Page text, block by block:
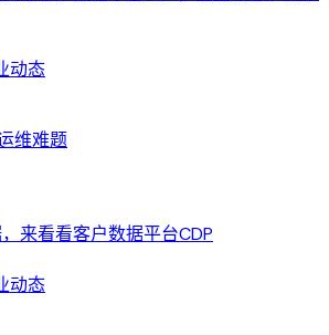
动态
来看看客户数据平台CDP
动态